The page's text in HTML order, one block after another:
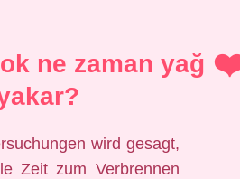
ne zaman yağ
wird gesagt,
Zeit zum Verbrennen